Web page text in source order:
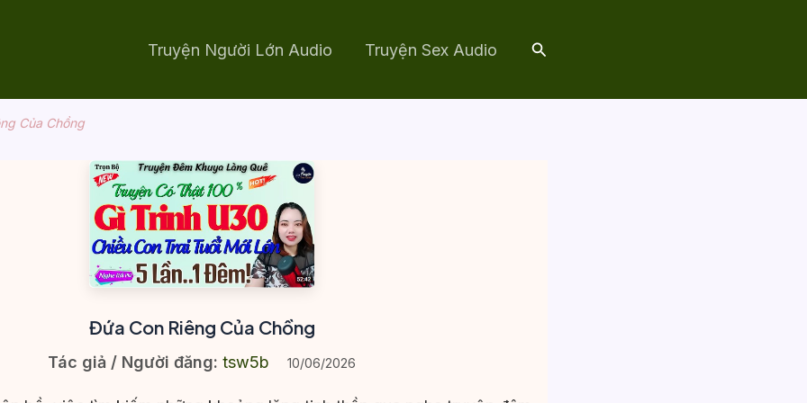
Truyện Người Lớn Audio Truyện Sex Audio
Tìm
Của Chồng
Đứa Con Riêng Của Chồng
Tác giả / Người đăng: tsw5b 10/06/2026